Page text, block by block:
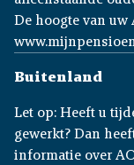
De hoogte van
Buitenland
Let op: Heeft u
gewerkt? Dan
informatie over